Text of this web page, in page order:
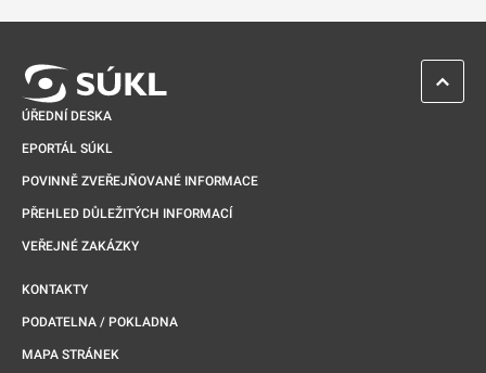
ÚŘEDNÍ DESKA
EPORTÁL SÚKL
POVINNĚ ZVEŘEJŇOVANÉ INFORMACE
PŘEHLED DŮLEŽITÝCH INFORMACÍ
VEŘEJNÉ ZAKÁZKY
KONTAKTY
PODATELNA / POKLADNA
MAPA STRÁNEK
ZPĚT